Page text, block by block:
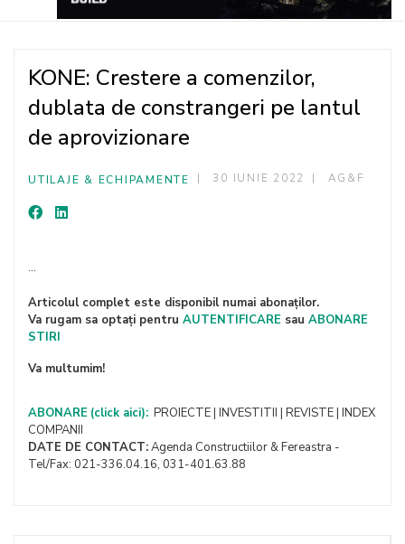
KONE: Crestere a comenzilor,
dublata de constrangeri pe lantul
de aprovizionare
UTILAJE & ECHIPAMENTE 30 IUNIE 2022 AG&F
...
Articolul complet este disponibil numai abonaților.
Va rugam sa optați pentru AUTENTIFICARE sau ABONARE
STIRI
Va multumim!
ABONARE (click aici): PROIECTE | INVESTITII | REVISTE | INDEX
COMPANII
DATE DE CONTACT:Agenda Constructiilor & Fereastra -
Tel/Fax: 021-336.04.16, 031-401.63.88